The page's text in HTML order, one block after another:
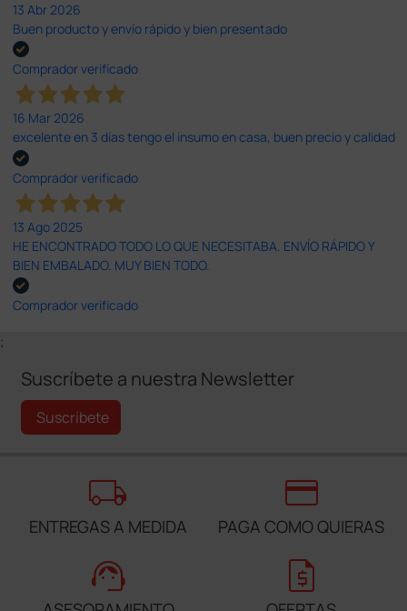
13 Abr 2026
Buen producto y envío rápido y bien presentado
Comprador verificado
16 Mar 2026
excelente en 3 días tengo el insumo en casa, buen precio y calidad
Comprador verificado
13 Ago 2025
HE ENCONTRADO TODO LO QUE NECESITABA. ENVÍO RÁPIDO Y
BIEN EMBALADO. MUY BIEN TODO.
Comprador verificado
;
Suscríbete a nuestra Newsletter
Suscríbete
local_shipping
ENTREGAS A MEDIDA
credit_card
PAGA COMO QUIERAS
support_agent request_quote